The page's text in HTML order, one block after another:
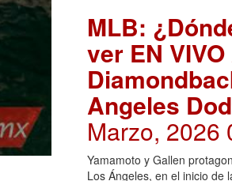
MLB:
ver EN
Angeles
Marzo, 2026
Yamamoto y Gallen
Los Ángeles, en el inicio de